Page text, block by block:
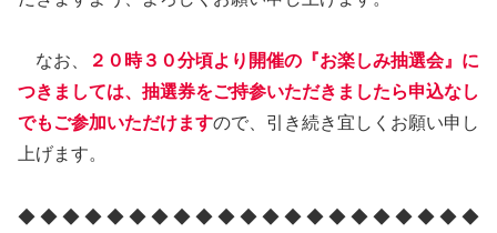
なお、
２０時３０分頃より開催の『お楽しみ抽選会』に
つきましては、抽選券をご持参いただきましたら申込なし
でもご参加いただけますので、引き続き宜しくお願い申し
上げます。
◆ ◆ ◆ ◆ ◆ ◆ ◆ ◆ ◆ ◆ ◆ ◆ ◆ ◆ ◆ ◆ ◆ ◆ ◆ ◆ ◆